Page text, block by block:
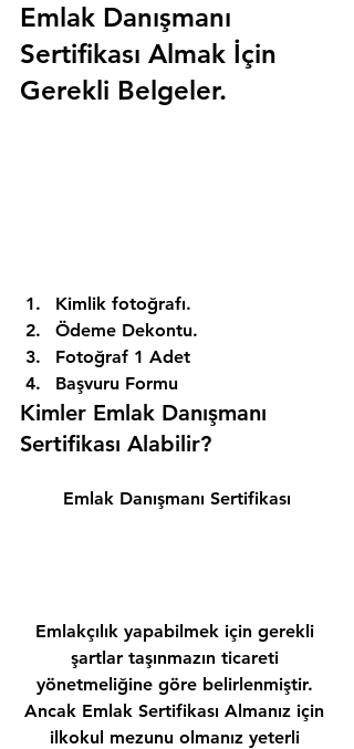
Emlak Danışmanı
Sertifikası Almak İçin
Gerekli Belgeler.
Kimlik fotoğrafı.
Ödeme Dekontu.
Fotoğraf 1 Adet
Başvuru Formu
Kimler Emlak Danışmanı
Sertifikası Alabilir?
Emlak Danışmanı Sertifikası
Emlakçılık yapabilmek için gerekli
şartlar taşınmazın ticareti
yönetmeliğine göre belirlenmiştir.
Ancak Emlak Sertifikası Almanız için
ilkokul mezunu olmanız yeterli